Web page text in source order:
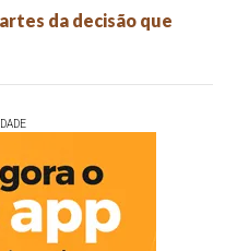
da decisão que